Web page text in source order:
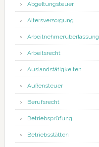
Abgeltungsteuer
Altersversorgung
Arbeitnehmerüberlassung
Arbeitsrecht
Auslandstätigkeiten
Außensteuer
Berufsrecht
Betriebsprüfung
Betriebsstätten